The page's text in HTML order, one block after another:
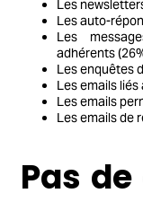
Les
Les auto-
Les
adhérents
Les enquêtes
Les emails
Les emails
Les emails de
Pas